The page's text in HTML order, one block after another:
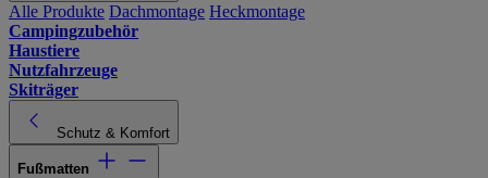
Alle Produkte Dachmontage Heckmontage
Campingzubehör
Haustiere
Nutzfahrzeuge
Skiträger
Schutz & Komfort
Fußmatten